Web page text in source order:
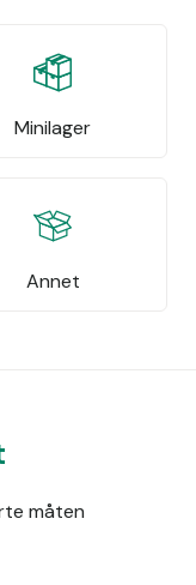
Minilager
Annet
måten